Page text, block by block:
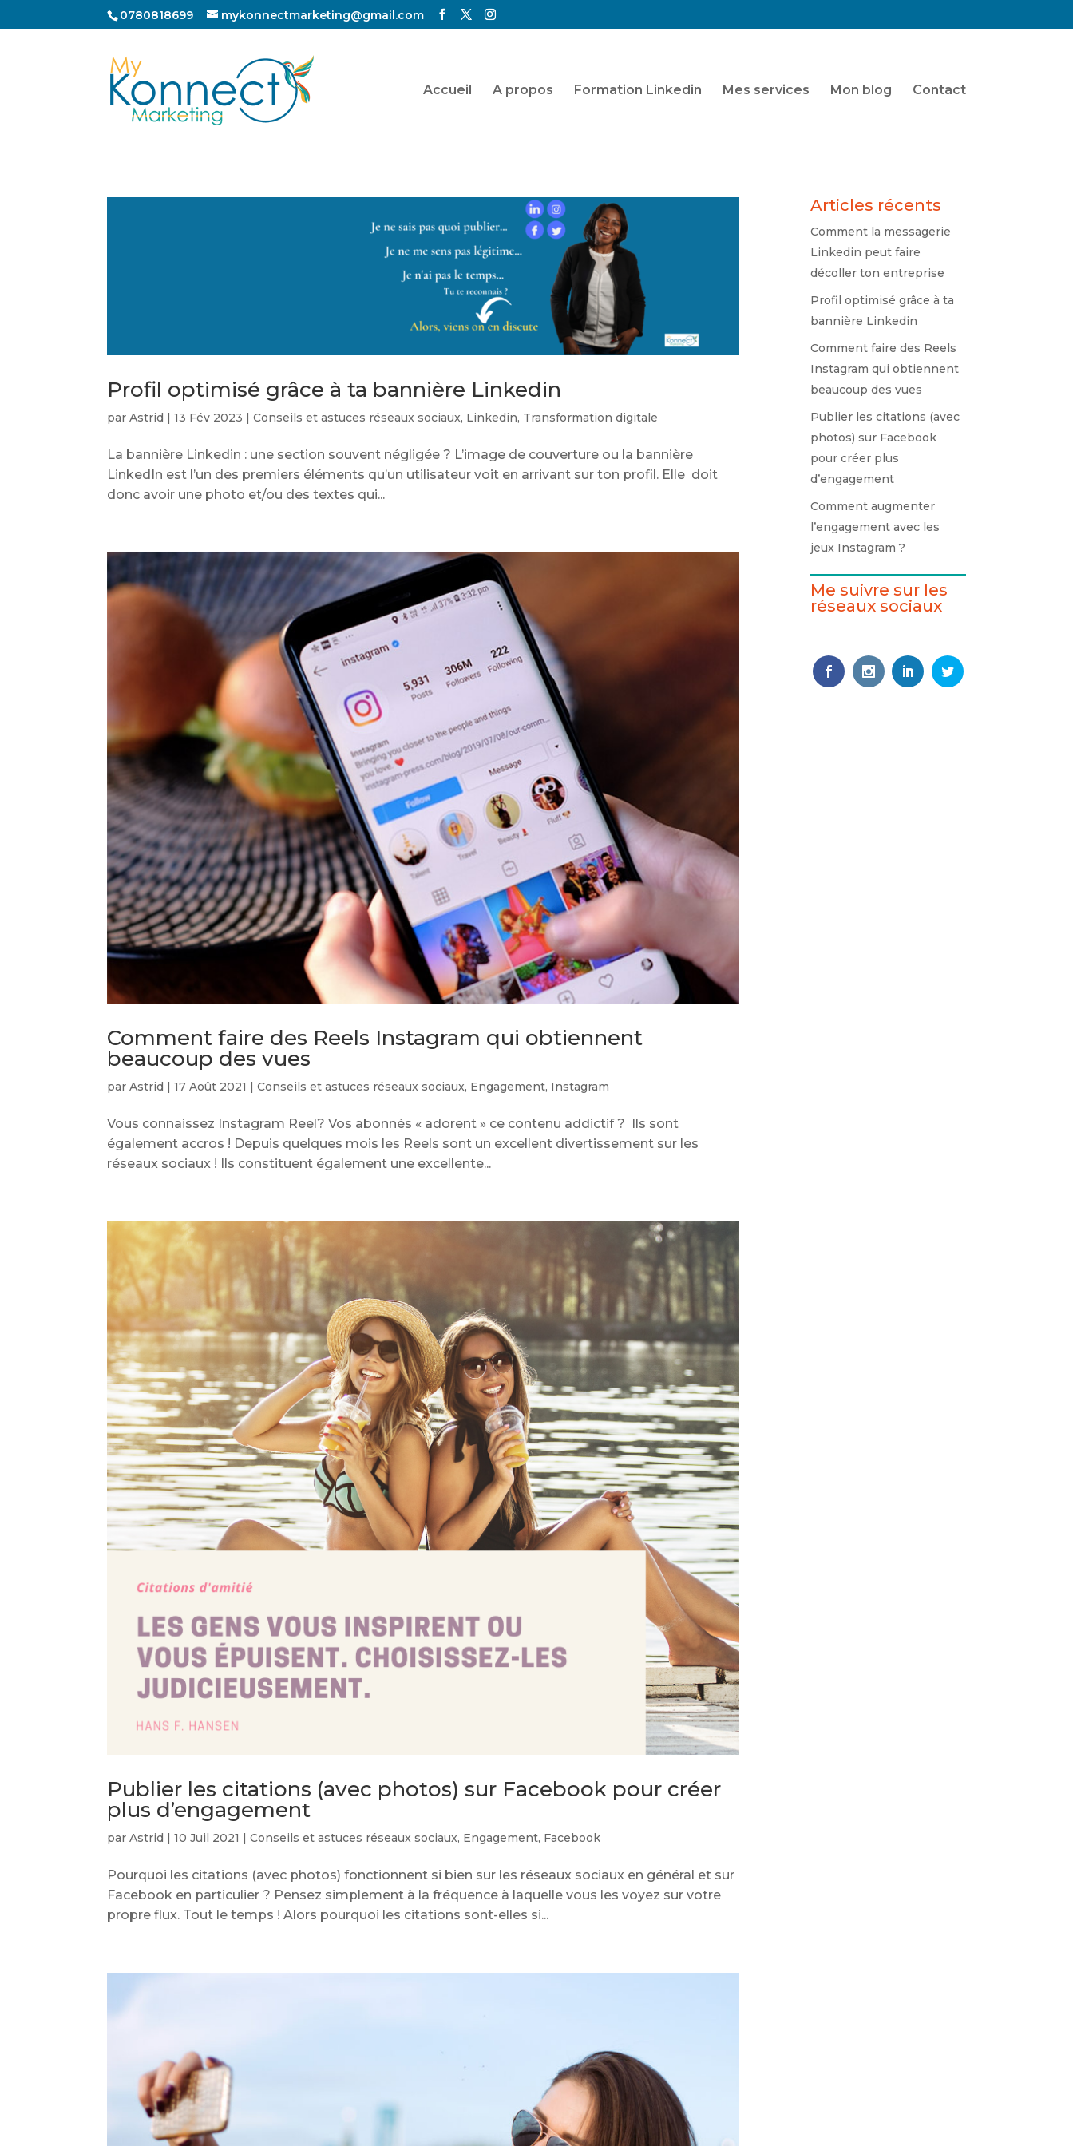
0780818699 mykonnectmarketing@gmail.com
Accueil A propos Formation Linkedin Mes services Mon blog Contact
Profil optimisé grâce à ta bannière Linkedin
parAstrid |13 Fév 2023 |Conseils et astuces réseaux sociaux, Linkedin, Transformation digitale
La bannière Linkedin : une section souvent négligée ? L’image de couverture ou la bannière
LinkedIn est l’un des premiers éléments qu’un utilisateur voit en arrivant sur ton profil. Elle doit
donc avoir une photo et/ou des textes qui...
Comment faire des Reels Instagram qui obtiennent
beaucoup des vues
parAstrid |17 Août 2021 |Conseils et astuces réseaux sociaux, Engagement, Instagram
Vous connaissez Instagram Reel? Vos abonnés « adorent » ce contenu addictif ? Ils sont
également accros ! Depuis quelques mois les Reels sont un excellent divertissement sur les
réseaux sociaux ! Ils constituent également une excellente...
Publier les citations (avec photos) sur Facebook pour créer
plus d’engagement
parAstrid |10 Juil 2021 |Conseils et astuces réseaux sociaux, Engagement, Facebook
Pourquoi les citations (avec photos) fonctionnent si bien sur les réseaux sociaux en général et sur
Facebook en particulier ? Pensez simplement à la fréquence à laquelle vous les voyez sur votre
propre flux. Tout le temps ! Alors pourquoi les citations sont-elles si...
Articles récents
Comment la messagerie
Linkedin peut faire
décoller ton entreprise
Profil optimisé grâce à ta
bannière Linkedin
Comment faire des Reels
Instagram qui obtiennent
beaucoup des vues
Publier les citations (avec
photos) sur Facebook
pour créer plus
d’engagement
Comment augmenter
l’engagement avec les
jeux Instagram ?
Me suivre sur les
réseaux sociaux